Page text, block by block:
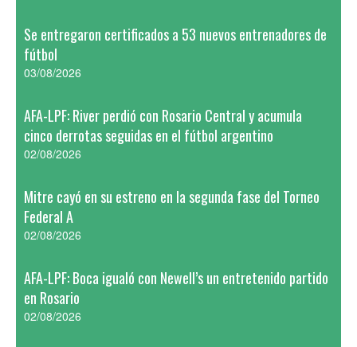
Se entregaron certificados a 53 nuevos entrenadores de
fútbol
03/08/2026
AFA-LPF: River perdió con Rosario Central y acumula
cinco derrotas seguidas en el fútbol argentino
02/08/2026
Mitre cayó en su estreno en la segunda fase del Torneo
Federal A
02/08/2026
AFA-LPF: Boca igualó con Newell’s un entretenido partido
en Rosario
02/08/2026